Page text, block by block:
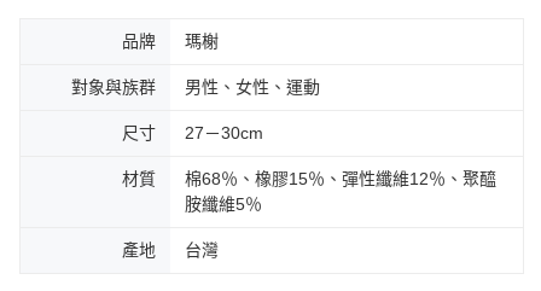
品牌 瑪榭
對象與族群 男性、女性、運動
尺寸 27－30cm
材質
棉68％、橡膠15％、彈性纖維12％、聚醯
胺纖維5％
產地 台灣